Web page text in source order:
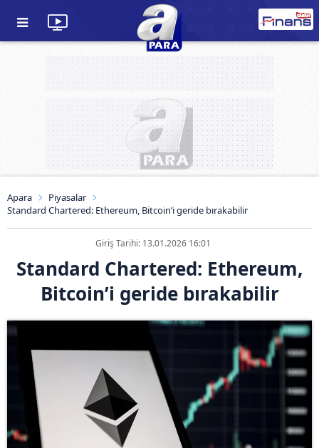
Apara
Piyasalar
Standard Chartered: Ethereum, Bitcoin’i geride bırakabilir
Giriş Tarihi: 13.01.2026 16:01
Standard Chartered: Ethereum,
Bitcoin’i geride bırakabilir